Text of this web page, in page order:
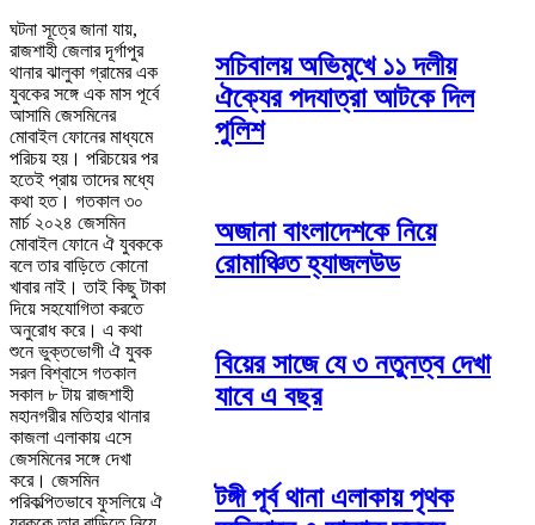
ঘটনা সূত্রে জানা যায়,
রাজশাহী জেলার দূর্গাপুর
থানার ঝালুকা গ্রামের এক
যুবকের সঙ্গে এক মাস পূর্বে
আসামি জেসমিনের
মোবাইল ফোনের মাধ্যমে
পরিচয় হয়। পরিচয়ের পর
হতেই প্রায় তাদের মধ্যে
কথা হত। গতকাল ৩০
মার্চ ২০২৪ জেসমিন
মোবাইল ফোনে ঐ যুবককে
বলে তার বাড়িতে কোনো
খাবার নাই। তাই কিছু টাকা
দিয়ে সহযোগিতা করতে
অনুরোধ করে। এ কথা
শুনে ভুক্তভোগী ঐ যুবক
সরল বিশ্বাসে গতকাল
সকাল ৮ টায় রাজশাহী
মহানগরীর মতিহার থানার
কাজলা এলাকায় এসে
জেসমিনের সঙ্গে দেখা
করে। জেসমিন
পরিকল্পিতভাবে ফুসলিয়ে ঐ
সচিবালয় অভিমুখে ১১ দলীয়
ঐক্যের পদযাত্রা আটকে দিল
পুলিশ
অজানা বাংলাদেশকে নিয়ে
রোমাঞ্চিত হ্যাজলউড
বিয়ের সাজে যে ৩ নতুনত্ব দেখা
যাবে এ বছর
টঙ্গী পূর্ব থানা এলাকায় পৃথক